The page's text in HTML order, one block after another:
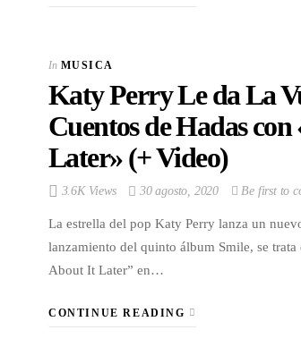
In MUSICA
Katy Perry Le da La
Cuentos de Hadas
Later» (+ Video)
3.6K Views 30 agosto, 2020 Be first to
La estrella del pop Katy Perry lanza un
lanzamiento del quinto álbum Smile, se
About It Later” en…
CONTINUE READING